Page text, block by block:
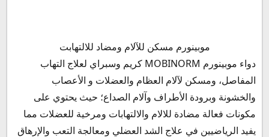
مكونات موبينورم الاسم العلمي
موبينورم صيدلي
استخدامات كريم موبينورم Mobinorm massage cream
الأعراض الجانبية من استخدام موبينورم سبراي
موانع استخدام مرهم موبينورم
موبينورم مساج كريم
موبينورم مسكن للآلام ومضاد للالتهابت
دواء موبينورم MOBINORM كريم وسبراي لعلاج التهاب
المفاصل، ومسكن لآلام العظام والعضلات و الأعصاب
والخشونة وبرودة الأطراف وآلام الصداع؛ حيث يحتوي على
مكونات فعالة مضادة للالام والالتهابات ومرخية للعضلات مما
يفيد الرياضيين في علاج الشد العضلي ومعالجة التعب والإرهاق